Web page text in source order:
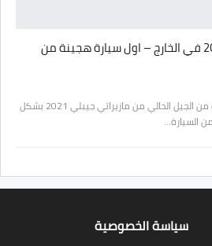
إطلاق مازيراتي جيبلي 2021 في الخارج – اول سيارة هجينة من
مؤخرًا تم إطلاق النسخة المُحسنة من الجيل الحالي من مازيراتي جيبلي 2021 بشكل
سياسة الخصوصية